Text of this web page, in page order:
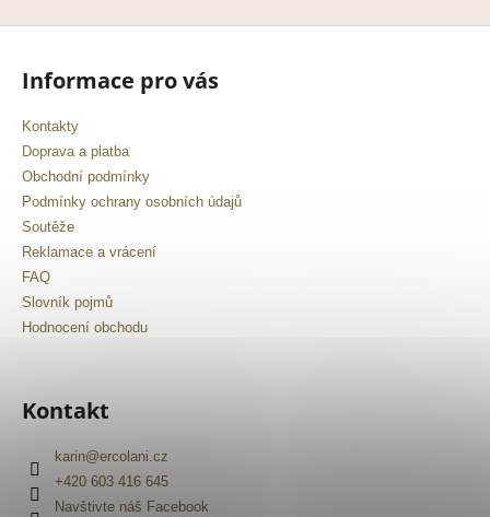
Informace pro vás
Kontakty
Doprava a platba
Obchodní podmínky
Podmínky ochrany osobních údajů
Soutěže
Reklamace a vrácení
FAQ
Slovník pojmů
Hodnocení obchodu
Kontakt
karin@ercolani.cz
+420 603 416 645
Navštivte náš Facebook